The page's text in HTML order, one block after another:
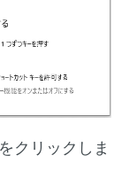
クリックしま